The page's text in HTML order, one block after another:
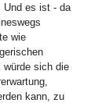
Und es ist - da
wie
würde sich die
kann, zu